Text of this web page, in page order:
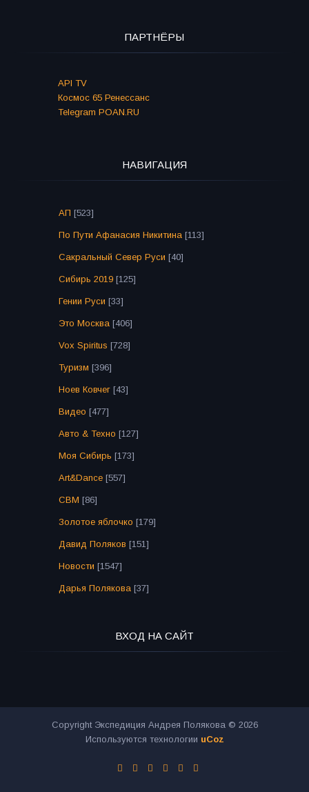
ПАРТНЁРЫ
API TV
Космос 65 Ренессанс
Telegram POAN.RU
НАВИГАЦИЯ
АП [523]
По Пути Афанасия Никитина [113]
Сакральный Север Руси [40]
Сибирь 2019 [125]
Гении Руси [33]
Это Москва [406]
Vox Spiritus [728]
Туризм [396]
Ноев Ковчег [43]
Видео [477]
Авто & Техно [127]
Моя Сибирь [173]
Art&Dance [557]
СВМ [86]
Золотое яблочко [179]
Давид Поляков [151]
Новости [1547]
Дарья Полякова [37]
ВХОД НА САЙТ
Copyright Экспедиция Андрея Полякова © 2026
Используются технологии uCoz